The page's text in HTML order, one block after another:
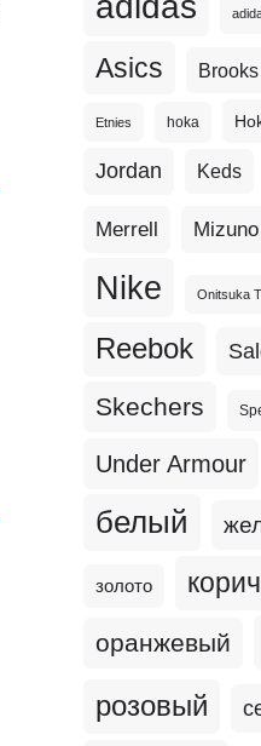
Asics Brooks
Etnies hoka
Jordan Keds
Merrell Mizuno
Nike Onitsuka
Reebok
Skechers
Under Armour
белый
золото
оранжевый
розовый